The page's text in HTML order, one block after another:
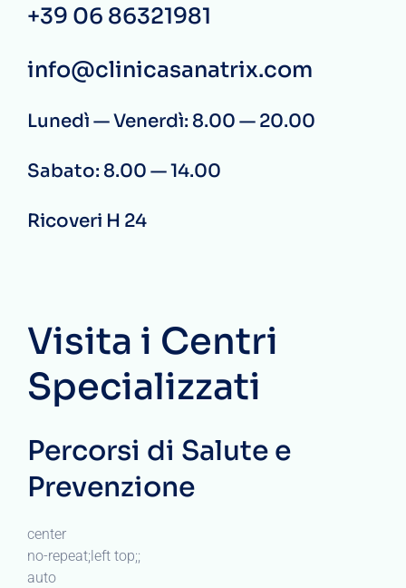
+39 06 86321981
info@clinicasanatrix.com
Lunedì — Venerdì: 8.00 — 20.00
Sabato: 8.00 — 14.00
Ricoveri H 24
Visita i Centri
Specializzati
Percorsi di Salute e
Prevenzione
center
no-repeat;left top;;
auto